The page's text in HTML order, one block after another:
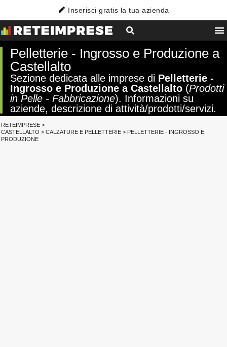
Inserisci gratis la tua azienda
Pelletterie - Ingrosso e Produzione a
Castellalto
Sezione dedicata alle imprese di Pelletterie -
Ingrosso e Produzione a Castellalto (Prodotti
in Pelle - Fabbricazione). Informazioni su
aziende, descrizione di attività/prodotti/servizi.
RETEIMPRESE >
CASTELLALTO > CALZATURE E PELLETTERIE > PELLETTERIE - INGROSSO E
PRODUZIONE